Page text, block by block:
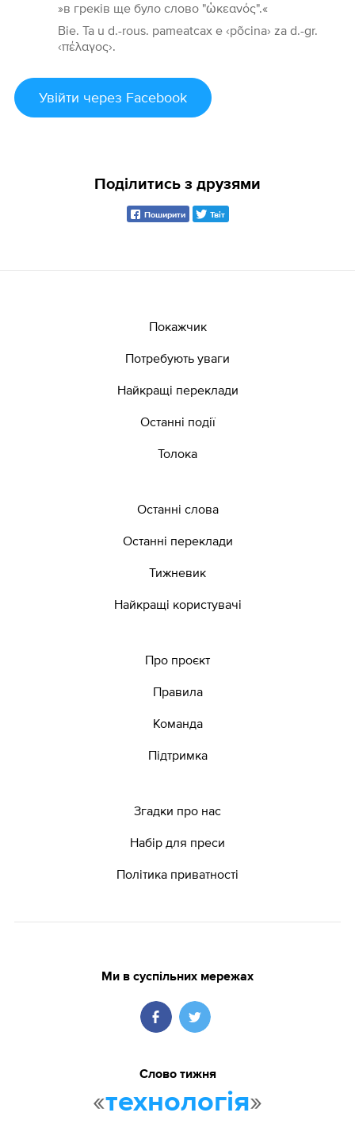
»в греків ще було слово "ὠκεανός".«
Bie. Ta u d.-rous. pameatcax e ‹põcina› za d.-gr.
‹πέλαγος›.
Увійти через Facebook
Поділитись з друзями
Поширити Твіт
Покажчик
Потребують уваги
Найкращі переклади
Останні події
Толока
Останні слова
Останні переклади
Тижневик
Найкращі користувачі
Про проєкт
Правила
Команда
Підтримка
Згадки про нас
Набір для преси
Політика приватності
Ми в суспільних мережах
Слово тижня
«технологія»